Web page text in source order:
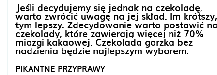
Jeśli decydujemy się jednak na czekoladę,
warto zwrócić uwagę na jej skład. Im krótszy,
tym lepszy. Zdecydowanie warto postawić
czekolady, które zawierają więcej niż 70%
miazgi kakaowej. Czekolada gorzka bez
nadzienia będzie najlepszym wyborem.
PIKANTNE PRZYPRAWY